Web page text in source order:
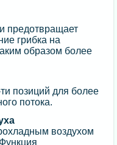
предотвращает
грибка на
образом более
позиций для более
потока.
воздухом